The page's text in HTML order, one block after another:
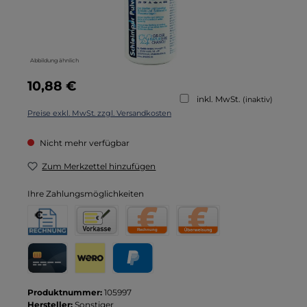
Abbildung ähnlich
Regulärer Preis:
10,88 €
inkl. MwSt. (inaktiv)
Preise exkl. MwSt. zzgl. Versandkosten
Nicht mehr verfügbar
Zum Merkzettel hinzufügen
Ihre Zahlungsmöglichkeiten
Produktnummer: 105997
Hersteller: Sonstiger